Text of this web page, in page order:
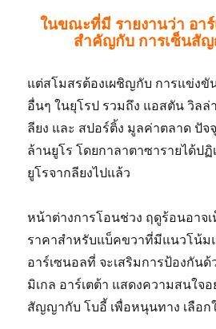
ในขณะที่มี รายงานว่า อา
สำคัญกับ การเซ็นสั
แต่สโมสรต้องเผชิญกับ การแข่งขั
อื่นๆ ในยุโรป รวมถึง แอสตัน วิลล่
ลียง และ สปอร์ติ้ง มูลค่าตลาด ปัจ
ล้านยูโร โดยกาลาตาซารายได้ป
ยูโรจากลียงไปแล้ว
หน้าต่างการโอนช่วง ฤดูร้อนอาจ
ราคาสำหรับแบ็คขวาที่มีแนวโน้ม
อาร์เซนอลที่ จะเสริมการป้องกันด้
มิเกล อาร์เตต้า แสดงความสนใจ
สัญญากับ โบอี้ เพื่อหนุนทาง เลือก